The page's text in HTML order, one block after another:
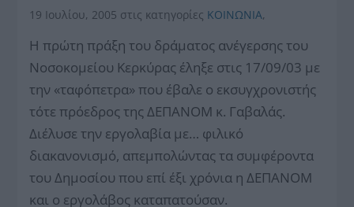
19 Ιουλίου, 2005 στις κατηγορίες ΚΟΙΝΩΝΙΑ,
Η πρώτη πράξη του δράματος ανέγερσης του
Νοσοκομείου Κερκύρας έληξε στις 17/09/03 με
την «ταφόπετρα» που έβαλε ο εκσυγχρονιστής
τότε πρόεδρος της ΔΕΠΑΝΟΜ κ. Γαβαλάς.
Διέλυσε την εργολαβία με… φιλικό
διακανονισμό, απεμπολώντας τα συμφέροντα
του Δημοσίου που επί έξι χρόνια η ΔΕΠΑΝΟΜ
και ο εργολάβος καταπατούσαν.